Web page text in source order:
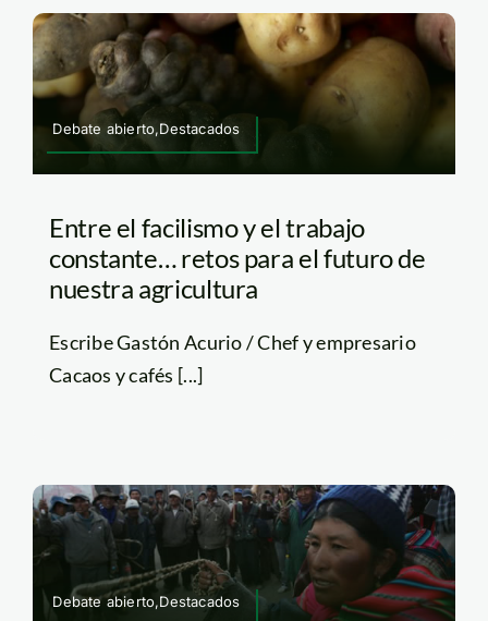
Debate abierto,Destacados
Entre el facilismo y el trabajo
constante… retos para el futuro de
nuestra agricultura
Escribe Gastón Acurio / Chef y empresario
Cacaos y cafés [...]
Debate abierto,Destacados